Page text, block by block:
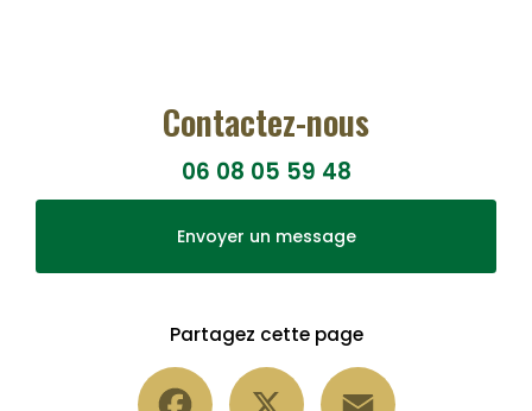
Contactez-nous
06 08 05 59 48
Envoyer un message
Partagez cette page
Facebook